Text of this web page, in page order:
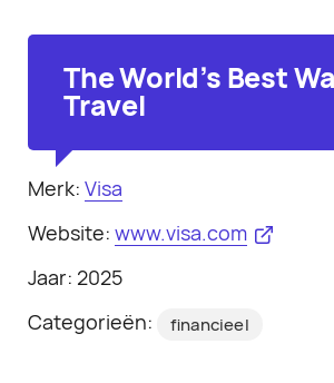
The World's Best
Travel
Merk: Visa
Website: www.visa.com
Jaar: 2025
Categorieën:
financieel